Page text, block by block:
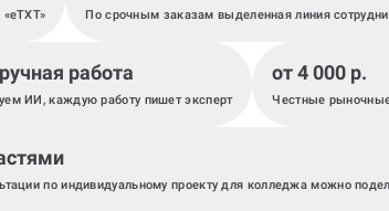
По срочным заказам выделенная линия
работа
ИИ, каждую работу пишет эксперт
от 4 000 р.
Честные
по индивидуальному проекту для колледжа можно